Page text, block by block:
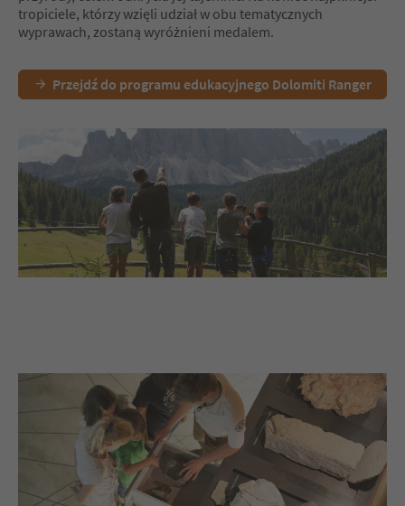
tropiciele, którzy wzięli udział w obu tematycznych
wyprawach, zostaną wyróżnieni medalem.
Przejdź do programu edukacyjnego Dolomiti Ranger